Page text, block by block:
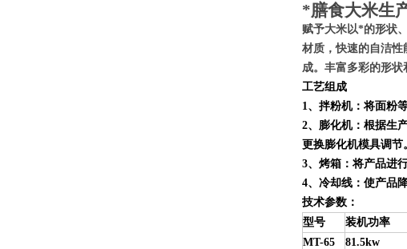
*膳食大米生
赋予大米以*的形状
材质，快速的自洁
成。丰富多彩的形状
工艺组成
1、拌粉机：将面粉
2、膨化机：根据生
更换膨化机模具调节
3、 烤箱 ：将产品进
4、冷却线：使产品
技术参数：
型号
装机功率
MT-65
81.5kw